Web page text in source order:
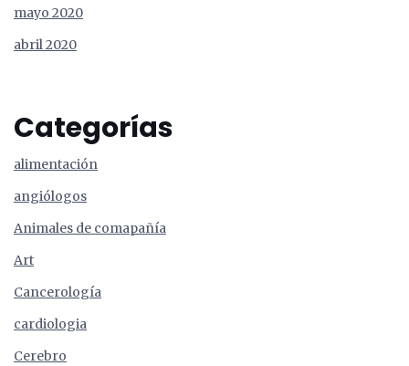
mayo 2020
abril 2020
Categorías
alimentación
angiólogos
Animales de comapañía
Art
Cancerología
cardiologia
Cerebro